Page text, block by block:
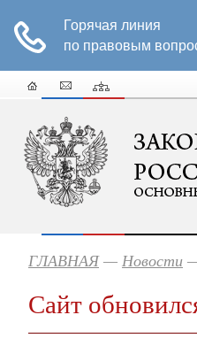
ГЛАВНАЯ— Новости
Сайт